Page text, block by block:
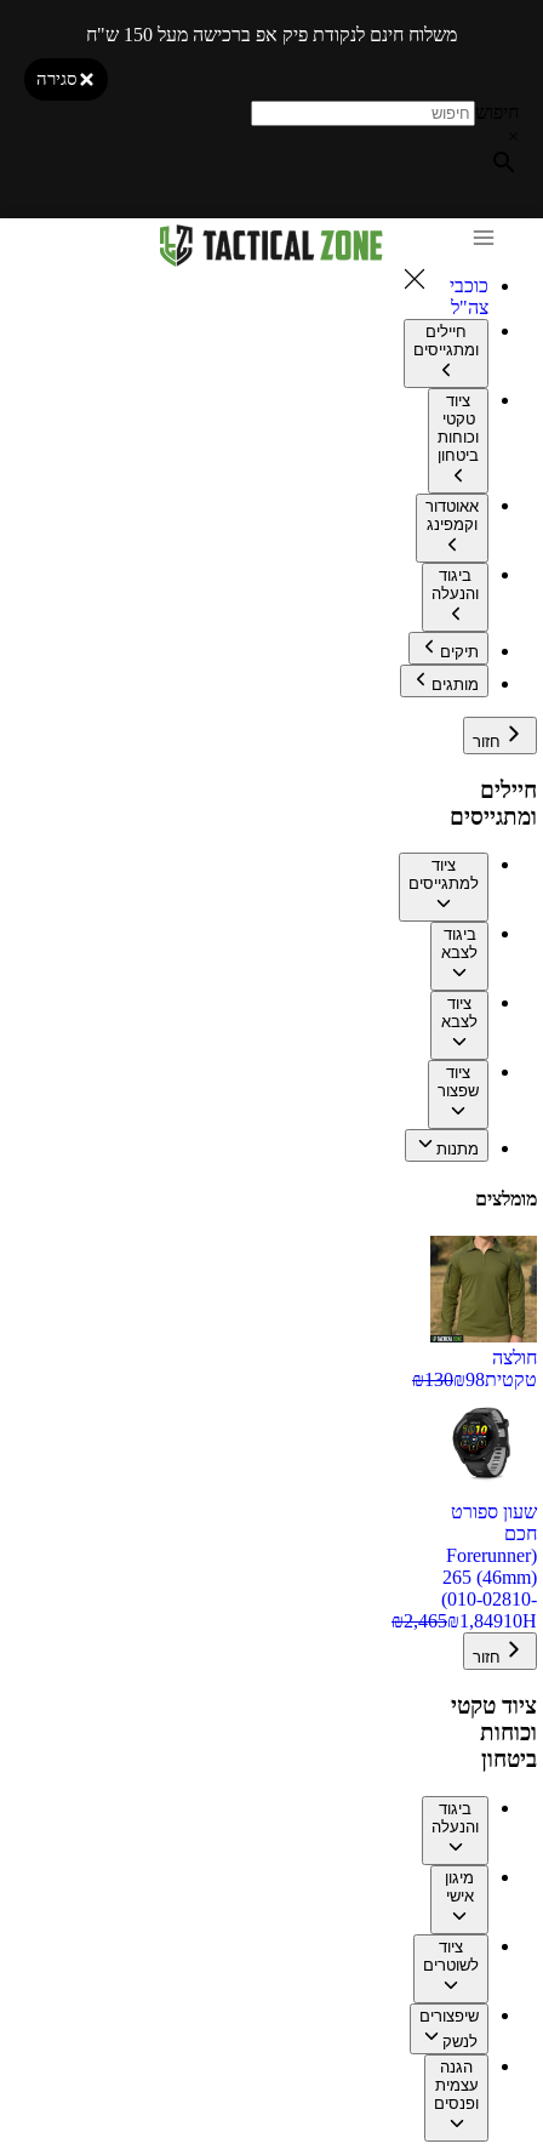
משלוח חינם לנקודת פיק אפ ברכישה מעל 150 ש"ח
סגירה
כוכבי
צה"ל
חיילים
ומתגייסים
ציוד
טקטי
וכוחות
ביטחון
אאוטדור
וקמפינג
ביגוד
והנעלה
תיקים
מותגים
חזור
חיילים
ומתגייסים
ציוד
למתגייסים
ביגוד
לצבא
ציוד
לצבא
ציוד
שפצור
מתנות
מומלצים
חולצה
טקטית
₪98
₪130
שעון ספורט
חכם
(Forerunner
265 (46mm)
(010-02810-
10H
₪1,849
₪2,465
חזור
ציוד טקטי
וכוחות
ביטחון
ביגוד
והנעלה
מיגון
אישי
ציוד
לשוטרים
שיפצורים
לנשק
הגנה
עצמית
ופנסים